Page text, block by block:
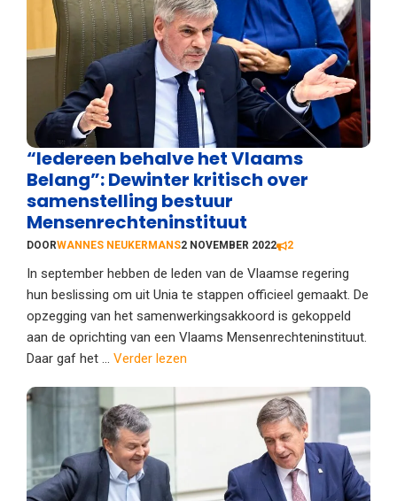
“Iedereen behalve het Vlaams
Belang”: Dewinter kritisch over
samenstelling bestuur
Mensenrechteninstituut
DOORWANNES NEUKERMANS2 NOVEMBER 2022 2
In september hebben de leden van de Vlaamse regering
hun beslissing om uit Unia te stappen officieel gemaakt. De
opzegging van het samenwerkingsakkoord is gekoppeld
aan de oprichting van een Vlaams Mensenrechteninstituut.
Daar gaf het ... Verder lezen